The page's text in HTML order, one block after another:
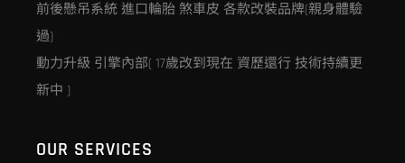
前後懸吊系統 進口輪胎 煞車皮 各款改裝品牌(親身體驗
過)
動力升級 引擎內部( 17歲改到現在 資歷還行 技術持續更
新中 )
OUR SERVICES